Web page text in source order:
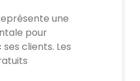
une
pour
clients. Les